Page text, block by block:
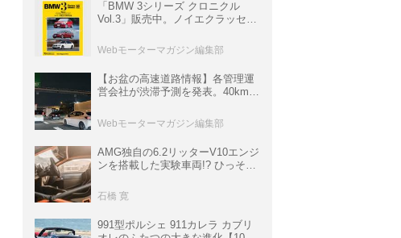
「BMW 3シリーズ クロニクル
Vol.3」販売中。ノイエクラッセか
ムック
Webモーターマガジン編集部
【お盆の高速道路情報】各管理運
営会社が渋滞予測を発表。40km以
数ある
Webモーターマガジン編集部
AMG独自の6.2リッターV10エンジ
ンを搭載した実験車両!? ひっそり
P900 プロトタイプ」とは
石橋 寛
991型ポルシェ 911カレラ カブリ